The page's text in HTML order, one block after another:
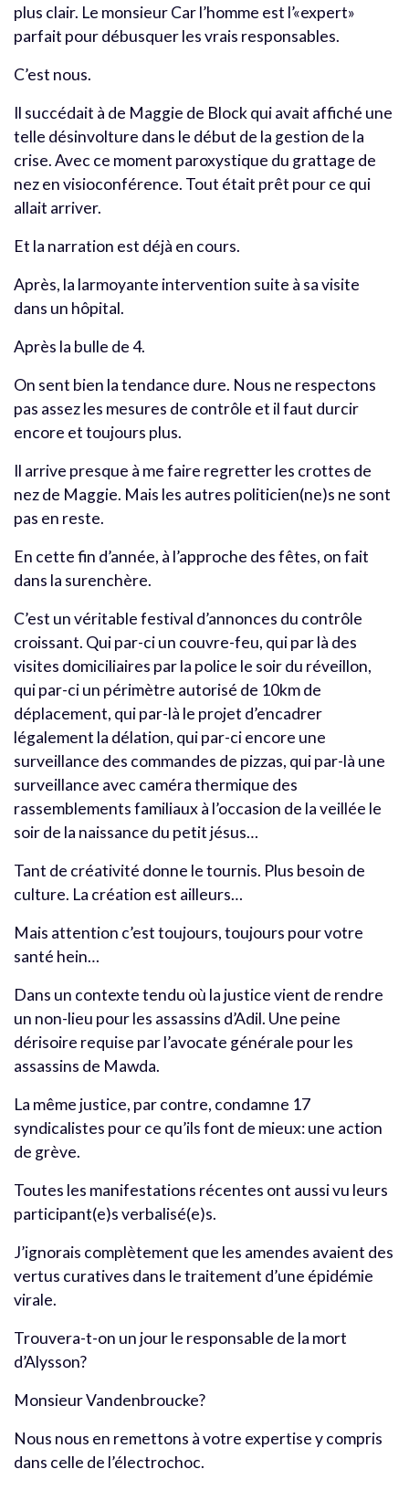
plus clair. Le monsieur Car l’homme est l’«expert»
parfait pour débusquer les vrais responsables.
C’est nous.
Il succédait à de Maggie de Block qui avait affiché une
telle désinvolture dans le début de la gestion de la
crise. Avec ce moment paroxystique du grattage de
nez en visioconférence. Tout était prêt pour ce qui
allait arriver.
Et la narration est déjà en cours.
Après, la larmoyante intervention suite à sa visite
dans un hôpital.
Après la bulle de 4.
On sent bien la tendance dure. Nous ne respectons
pas assez les mesures de contrôle et il faut durcir
encore et toujours plus.
Il arrive presque à me faire regretter les crottes de
nez de Maggie. Mais les autres politicien(ne)s ne sont
pas en reste.
En cette fin d’année, à l’approche des fêtes, on fait
dans la surenchère.
C’est un véritable festival d’annonces du contrôle
croissant. Qui par-ci un couvre-feu, qui par là des
visites domiciliaires par la police le soir du réveillon,
qui par-ci un périmètre autorisé de 10km de
déplacement, qui par-là le projet d’encadrer
légalement la délation, qui par-ci encore une
surveillance des commandes de pizzas, qui par-là une
surveillance avec caméra thermique des
rassemblements familiaux à l’occasion de la veillée le
soir de la naissance du petit jésus…
Tant de créativité donne le tournis. Plus besoin de
culture. La création est ailleurs…
Mais attention c’est toujours, toujours pour votre
santé hein…
Dans un contexte tendu où la justice vient de rendre
un non-lieu pour les assassins d’Adil. Une peine
dérisoire requise par l’avocate générale pour les
assassins de Mawda.
La même justice, par contre, condamne 17
syndicalistes pour ce qu’ils font de mieux: une action
de grève.
Toutes les manifestations récentes ont aussi vu leurs
participant(e)s verbalisé(e)s.
J’ignorais complètement que les amendes avaient des
vertus curatives dans le traitement d’une épidémie
virale.
Trouvera-t-on un jour le responsable de la mort
d’Alysson?
Monsieur Vandenbroucke?
Nous nous en remettons à votre expertise y compris
dans celle de l’électrochoc.